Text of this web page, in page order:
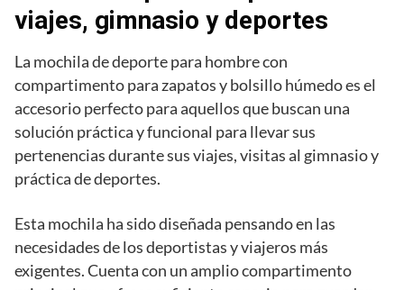
viajes, gimnasio y deportes
La mochila de deporte para hombre con
compartimento para zapatos y bolsillo húmedo es el
accesorio perfecto para aquellos que buscan una
solución práctica y funcional para llevar sus
pertenencias durante sus viajes, visitas al gimnasio y
práctica de deportes.
Esta mochila ha sido diseñada pensando en las
necesidades de los deportistas y viajeros más
exigentes. Cuenta con un amplio compartimento